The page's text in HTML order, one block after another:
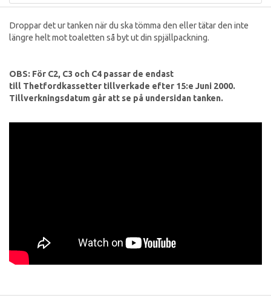
Droppar det ur tanken när du ska tömma den eller tätar den inte
längre helt mot toaletten så byt ut din spjällpackning.
OBS: För C2, C3 och C4 passar de endast
till Thetfordkassetter tillverkade efter 15:e Juni 2000.
Tillverkningsdatum går att se på undersidan tanken.